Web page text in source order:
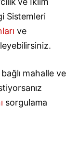
Sistemleri
ve
mahalle ve
sorgulama